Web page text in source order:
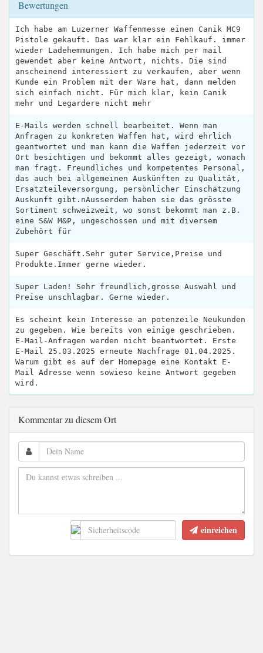
Bewertungen
Ich habe am Luzerner Waffenmesse einen Canik MC9
Pistole gekauft. Das war klar ein Fehlkauf. immer
wieder Ladehemmungen. Ich habe mich per mail
gewendet aber keine Antwort, nichts. Die sind
anscheinend interessiert zu verkaufen, aber wenn
Kunde ein Problem mit der Ware hat, dann melden
sich einfach nicht. Für mich klar, kein Canik
mehr und Legardere nicht mehr
E-Mails werden schnell bearbeitet. Wenn man
Anfragen zu konkreten Waffen hat, wird ehrlich
geantwortet und man kann die Waffen jederzeit vor
Ort besichtigen und bekommt alles gezeigt, wonach
man fragt. Freundliches und kompetentes Personal,
das auch bei allgemeinen Auskünften zu Qualität,
Ersatzteileversorgung, persönlicher Einschätzung
Auskunft gibt.nAusserdem haben sie das grösste
Sortiment schweizweit, wo sonst bekommt man z.B.
eine S&W M&P, ungeschossen und mit diversem
Zubehört für
Super Geschäft.Sehr guter Service,Preise und
Produkte.Immer gerne wieder.
Super Laden! Sehr freundlich,grosse Auswahl und
Preise unschlagbar. Gerne wieder.
Es scheint kein Interesse an potenzeile Neukunden
zu gegeben. Wie bereits von einige geschrieben.
E-Mail-Anfragen werden nicht beantwortet. Erste
E-Mail 25.03.2025 erneute Nachfrage 01.04.2025.
Warum gibt es auf der Homepage eine Kontakt E-
Mail Adresse wenn sowieso keine Antwort gegeben
wird.
Kommentar zu diesem Ort
einreichen